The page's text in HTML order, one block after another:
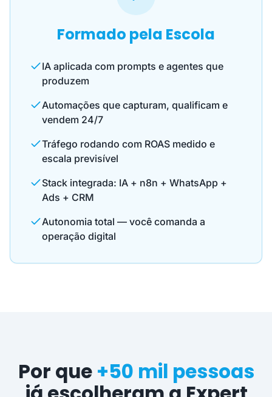
Formado pela Escola
IA aplicada com prompts e agentes que
produzem
Automações que capturam, qualificam e
vendem 24/7
Tráfego rodando com ROAS medido e
escala previsível
Stack integrada: IA + n8n + WhatsApp +
Ads + CRM
Autonomia total — você comanda a
operação digital
Por que +50 mil pessoas